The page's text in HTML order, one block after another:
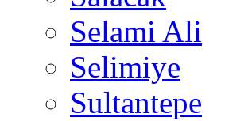
Selami Ali
Selimiye
Sultantepe